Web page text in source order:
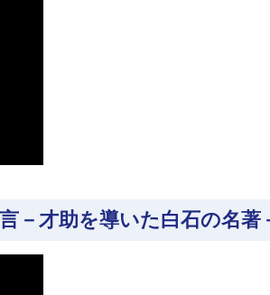
－才助を導いた白石の名著